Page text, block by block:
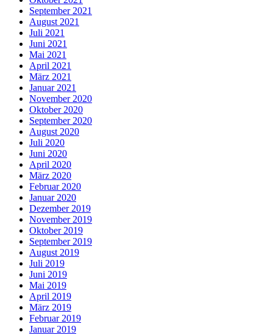
September 2021
August 2021
Juli 2021
Juni 2021
Mai 2021
April 2021
März 2021
Januar 2021
November 2020
Oktober 2020
September 2020
August 2020
Juli 2020
Juni 2020
April 2020
März 2020
Februar 2020
Januar 2020
Dezember 2019
November 2019
Oktober 2019
September 2019
August 2019
Juli 2019
Juni 2019
Mai 2019
April 2019
März 2019
Februar 2019
Januar 2019